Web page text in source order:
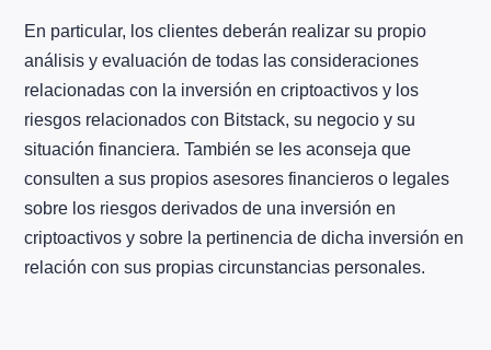
En particular, los clientes deberán realizar su propio
análisis y evaluación de todas las consideraciones
relacionadas con la inversión en criptoactivos y los
riesgos relacionados con Bitstack, su negocio y su
situación financiera. También se les aconseja que
consulten a sus propios asesores financieros o legales
sobre los riesgos derivados de una inversión en
criptoactivos y sobre la pertinencia de dicha inversión en
relación con sus propias circunstancias personales.